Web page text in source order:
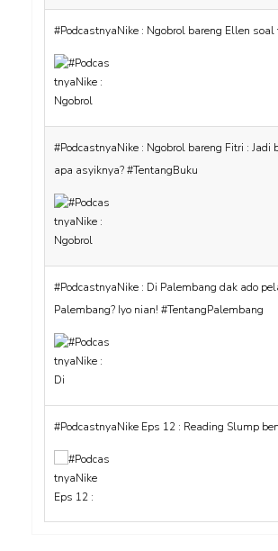
#PodcastnyaNike : Ngobrol bareng Ellen soal
#PodcastnyaNike : Ngobrol bareng Fitri : Jadi
apa asyiknya? #TentangBuku
#PodcastnyaNike : Di Palembang dak ado
Palembang? Iyo nian! #TentangPalembang
#PodcastnyaNike Eps 12 : Reading Slump